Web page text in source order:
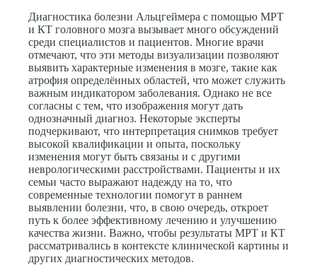
Диагностика болезни Альцгеймера с помощью МРТ
и КТ головного мозга вызывает много обсуждений
среди специалистов и пациентов. Многие врачи
отмечают, что эти методы визуализации позволяют
выявить характерные изменения в мозге, такие как
атрофия определённых областей, что может служить
важным индикатором заболевания. Однако не все
согласны с тем, что изображения могут дать
однозначный диагноз. Некоторые эксперты
подчеркивают, что интерпретация снимков требует
высокой квалификации и опыта, поскольку
изменения могут быть связаны и с другими
неврологическими расстройствами. Пациенты и их
семьи часто выражают надежду на то, что
современные технологии помогут в раннем
выявлении болезни, что, в свою очередь, откроет
путь к более эффективному лечению и улучшению
качества жизни. Важно, чтобы результаты МРТ и КТ
рассматривались в контексте клинической картины и
других диагностических методов.